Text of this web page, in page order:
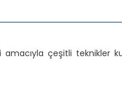
çeşitli teknikler